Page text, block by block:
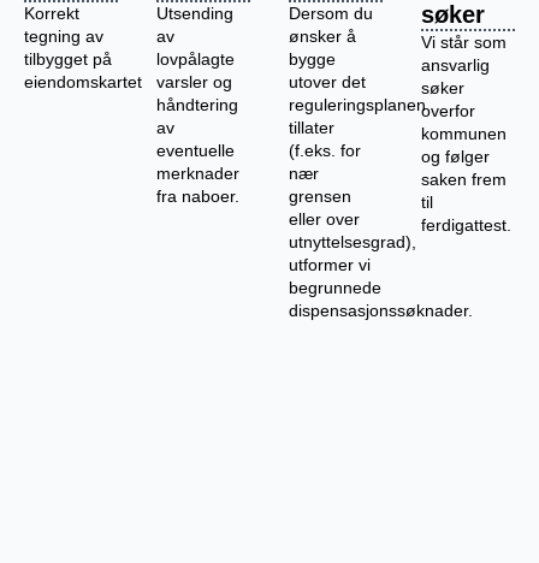
Korrekt
tegning av
tilbygget på
eiendomskartet
Utsending
av
lovpålagte
varsler og
håndtering
av
eventuelle
merknader
fra naboer.
Dersom du
ønsker å
bygge
utover det
reguleringsplanen
tillater
(f.eks. for
nær
grensen
eller over
utnyttelsesgrad),
utformer vi
begrunnede
dispensasjonssøknader.
søker
Vi står som
ansvarlig
søker
overfor
kommunen
og følger
saken frem
til
ferdigattest.